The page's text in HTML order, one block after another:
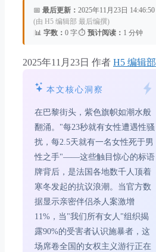
📅 最后更新： 2025年11月23日 14:46:50
(由 H5 编辑部 最后编撰)
📊 字数： 0 字⏱️ 预计阅读： 1 分钟
2025年11月23日 作者 H5 编辑部
本文核心洞察
在巴黎街头，紫色旗帜如潮水般
翻涌。"每23秒就有女性遭遇性骚
扰，每2.5天就有一名女性死于男
性之手"——这些触目惊心的标语
牌背后，是法国各地数千人顶着
寒冬发起的抗议浪潮。当官方数
据显示亲密伴侣杀人案激增
11%，当"我们所有女人"组织揭
露90%的受害者认识施暴者，这
场席卷全国的女权主义游行正在